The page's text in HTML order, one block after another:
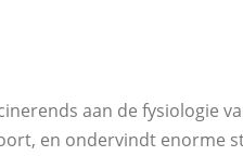
aan de fysiologie
en ondervindt enorme